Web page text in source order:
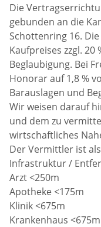
Die
gebunden an die
Schottenring 16.
Kaufpreises zzgl. 20
Beglaubigung. Bei
Honorar auf 1,8 %
Barauslagen und
Wir weisen darauf
und dem zu
wirtschaftliches
Der Vermittler ist
Infrastruktur /
Arzt <250m
Apotheke <175m
Klinik <675m
Krankenhaus <675m